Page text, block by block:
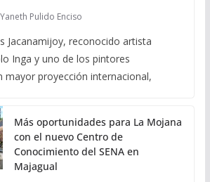
Yaneth Pulido Enciso
Jacanamijoy, reconocido artista
Inga y uno de los pintores
mayor proyección internacional,
Más oportunidades para La Mojana
con el nuevo Centro de
Conocimiento del SENA en
Majagual